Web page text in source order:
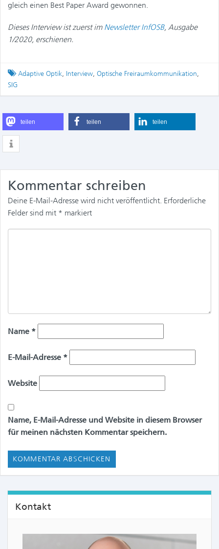
gleich einen Best Paper Award gewonnen.
Dieses Interview ist zuerst im Newsletter InfOSB, Ausgabe
1/2020, erschienen.
Tagged
Adaptive Optik, Interview, Optische Freiraumkommunikation,
SIG
teilen teilen teilen
Kommentar schreiben
Deine E-Mail-Adresse wird nicht veröffentlicht. Erforderliche
Felder sind mit * markiert
Name *
E-Mail-Adresse *
Website
Name, E-Mail-Adresse und Website in diesem Browser
für meinen nächsten Kommentar speichern.
Kontakt